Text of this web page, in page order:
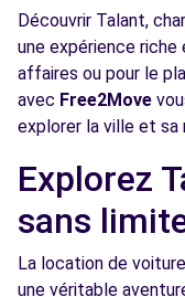
62 RUE DE
DIJON, 21000
Free2move Rent
APOLLINAIRE (P)
ST
Découvrir Talant,
une expérience riche
affaires ou pour le
avec Free2Move
explorer la ville et sa
Explorez
sans
La location de
une véritable